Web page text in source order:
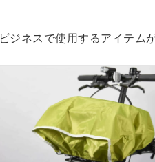
ビジネスで使用するアイテム